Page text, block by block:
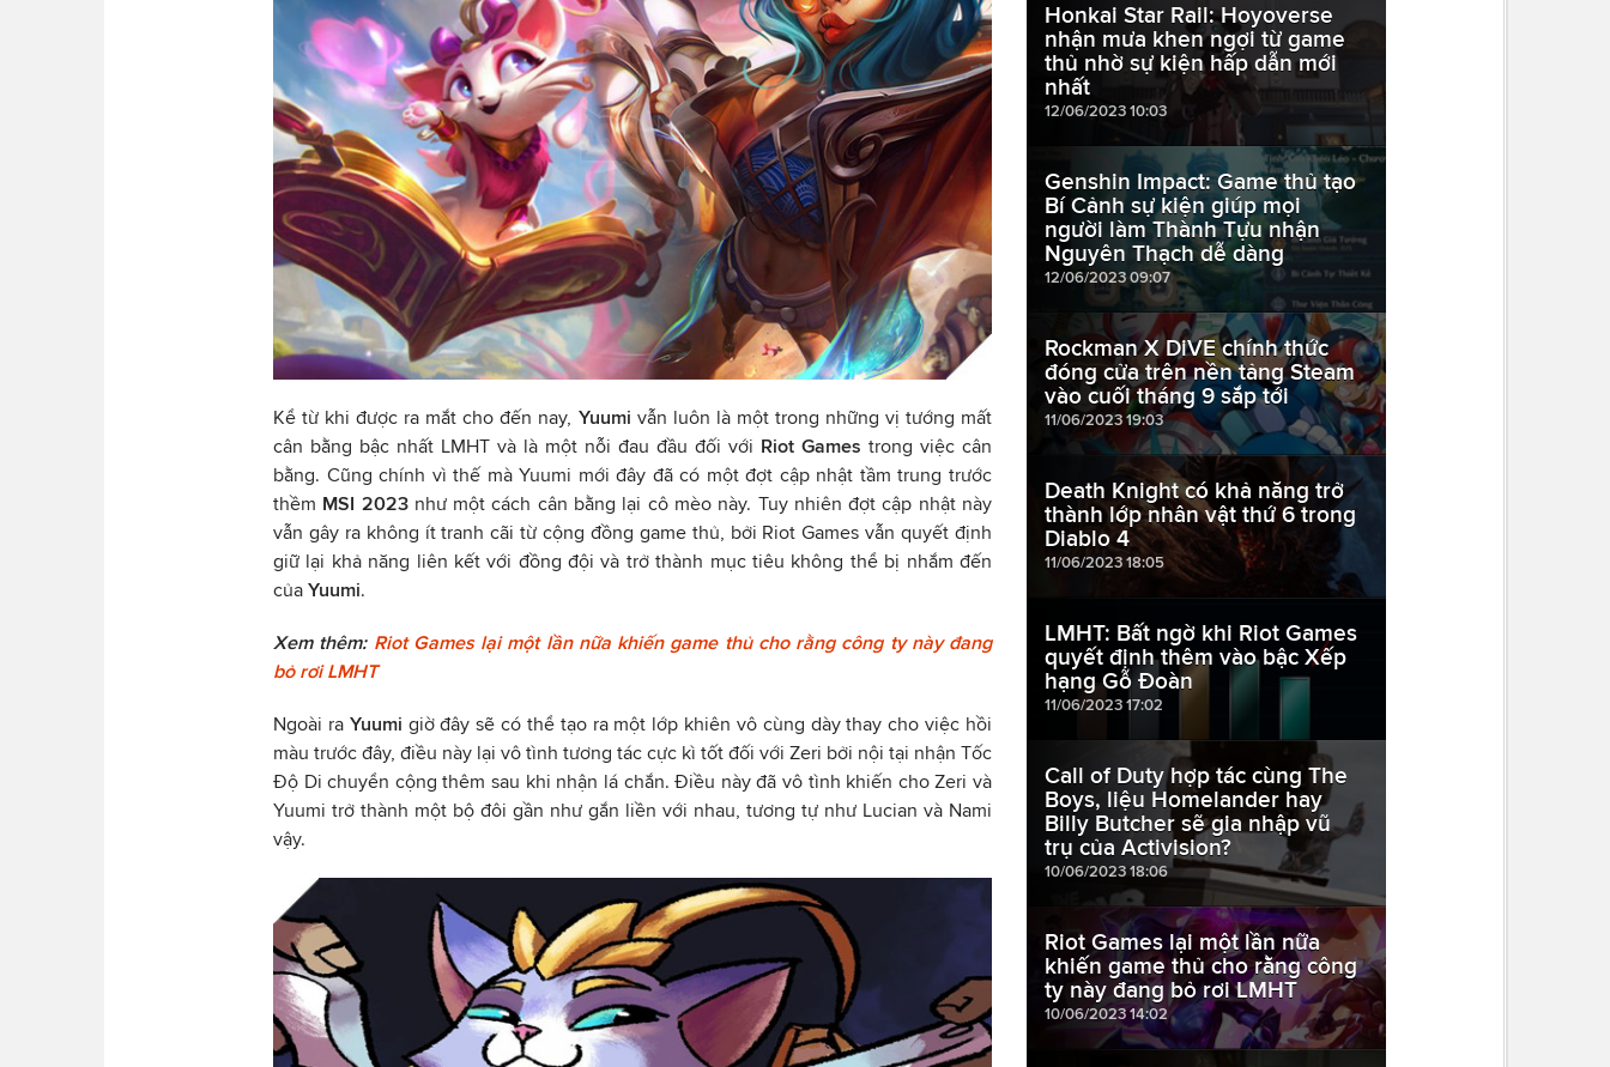
Kể từ khi được ra mắt cho đến nay, Yuumi vẫn luôn là một trong những vị tướng mất
cân bằng bậc nhất LMHT và là một nỗi đau đầu đối với Riot Games trong việc cân
bằng. Cũng chính vì thế mà Yuumi mới đây đã có một đợt cập nhật tầm trung trước
thềm MSI 2023như một cách cân bằng lại cô mèo này. Tuy nhiên đợt cập nhật này
vẫn gây ra không ít tranh cãi từ cộng đồng game thủ, bởi Riot Games vẫn quyết định
giữ lại khả năng liên kết với đồng đội và trở thành mục tiêu không thể bị nhắm đến
của Yuumi.
Xem thêm: Riot Games lại một lần nữa khiến game thủ cho rằng công ty này đang
bỏ rơi LMHT
Ngoài ra Yuumi giờ đây sẽ có thể tạo ra một lớp khiên vô cùng dày thay cho việc hồi
màu trước đây, điều này lại vô tình tương tác cực kì tốt đối với Zeri bởi nội tại nhận Tốc
Độ Di chuyển cộng thêm sau khi nhận lá chắn. Điều này đã vô tình khiến cho Zeri và
Yuumi trở thành một bộ đôi gần như gắn liền với nhau, tương tự như Lucian và Nami
vậy.
Honkai Star Rail: Hoyoverse
nhận mưa khen ngợi từ game
thủ nhờ sự kiện hấp dẫn mới
nhất
12/06/2023 10:03
Genshin Impact: Game thủ tạo
Bí Cảnh sự kiện giúp mọi
người làm Thành Tựu nhận
Nguyên Thạch dễ dàng
12/06/2023 09:07
Rockman X DiVE chính thức
đóng cửa trên nền tảng Steam
vào cuối tháng 9 sắp tới
11/06/2023 19:03
Death Knight có khả năng trở
thành lớp nhân vật thứ 6 trong
Diablo 4
11/06/2023 18:05
LMHT: Bất ngờ khi Riot Games
quyết định thêm vào bậc Xếp
hạng Gỗ Đoàn
11/06/2023 17:02
Call of Duty hợp tác cùng The
Boys, liệu Homelander hay
Billy Butcher sẽ gia nhập vũ
trụ của Activision?
10/06/2023 18:06
Riot Games lại một lần nữa
khiến game thủ cho rằng công
ty này đang bỏ rơi LMHT
10/06/2023 14:02